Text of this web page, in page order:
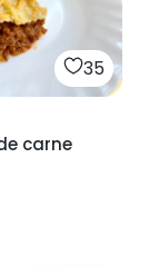
35
carne